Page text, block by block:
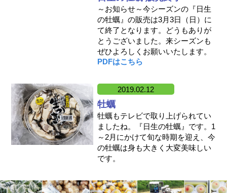
～お知らせ～今シーズンの『日生
の牡蠣』の販売は3月3日（日）に
て終了となります。どうもありが
とうございました。来シーズンも
ぜひよろしくお願いいたします。
PDFはこちら
2019.02.12
牡蠣
牡蠣もテレビで取り上げられてい
ましたね。『日生の牡蠣』です。1
～2月にかけて旬な時期を迎え、今
の牡蠣は身も大きく大変美味しい
です。